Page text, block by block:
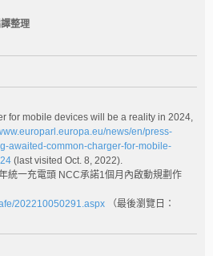
整理
for mobile devices will be a reality in 2024,
news/en/press-
awaited-common-charger-for-mobile-
(last visited Oct. 8, 2022).
統一充電頭 NCC承諾1個月內啟動規劃作
202210050291.aspx （最後瀏覽日：